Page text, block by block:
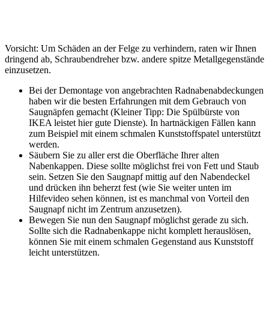
Vorsicht: Um Schäden an der Felge zu verhindern, raten wir Ihnen
dringend ab, Schraubendreher bzw. andere spitze Metallgegenstände
einzusetzen.
Bei der Demontage von angebrachten Radnabenabdeckungen
haben wir die besten Erfahrungen mit dem Gebrauch von
Saugnäpfen gemacht (Kleiner Tipp: Die Spülbürste von
IKEA leistet hier gute Dienste). In hartnäckigen Fällen kann
zum Beispiel mit einem schmalen Kunststoffspatel unterstützt
werden.
Säubern Sie zu aller erst die Oberfläche Ihrer alten
Nabenkappen. Diese sollte möglichst frei von Fett und Staub
sein. Setzen Sie den Saugnapf mittig auf den Nabendeckel
und drücken ihn beherzt fest (wie Sie weiter unten im
Hilfevideo sehen können, ist es manchmal von Vorteil den
Saugnapf nicht im Zentrum anzusetzen).
Bewegen Sie nun den Saugnapf möglichst gerade zu sich.
Sollte sich die Radnabenkappe nicht komplett herauslösen,
können Sie mit einem schmalen Gegenstand aus Kunststoff
leicht unterstützen.